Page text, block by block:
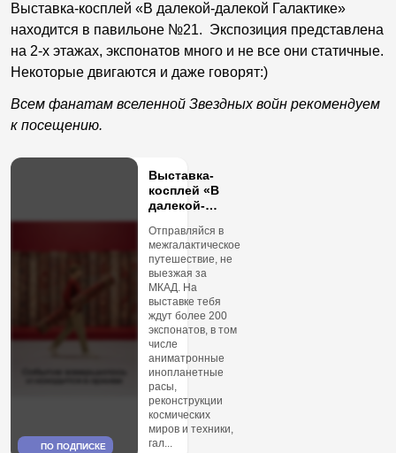
Выставка-косплей «В далекой-далекой Галактике»
находится в павильоне №21. Экспозиция представлена
на 2-х этажах, экспонатов много и не все они статичные.
Некоторые двигаются и даже говорят:)
Всем фанатам вселенной Звездных войн рекомендуем
к посещению.
ПО ПОДПИСКЕ
Выставка-
косплей «В
далекой-
Галактике»
Отправляйся в
межгалактическое
путешествие, не
выезжая за
МКАД. На
выставке тебя
ждут более 200
экспонатов, в том
числе
аниматронные
инопланетные
расы,
реконструкции
космических
миров и техники,
гал...